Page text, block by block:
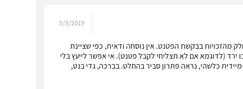
5/8/2019
בבקשת הפטנט. אין נוסחה ודאית, כפי שציינת
ירד (לדוגמא אם לא תצליחי לקבל פטנט). אי אפשר לייעץ בלי
כלשהי, נראה פתרון סביר בהחלט. בברכה, גדי בנט,